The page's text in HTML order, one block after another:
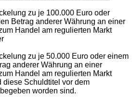
zu je 100.000 Euro oder
Betrag anderer Währung an einer
Handel am regulierten Markt
zu je 50.000 Euro oder einem
anderer Währung an einer
Handel am regulierten Markt
diese Schuldtitel vor dem
worden sind.